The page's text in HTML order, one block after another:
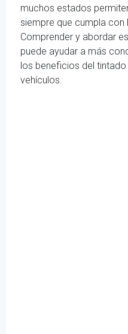
muchos estados
siempre que cumpla
Comprender y abordar
puede ayudar a más
los beneficios del
vehículos.